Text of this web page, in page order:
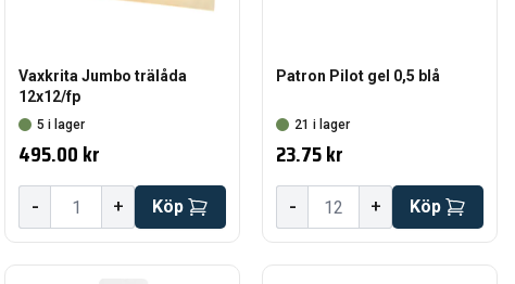
Vaxkrita Jumbo trälåda
12x12/fp
5 i lager
495.00 kr
- + Köp
Patron Pilot gel 0,5 blå
21 i lager
23.75 kr
- + Köp